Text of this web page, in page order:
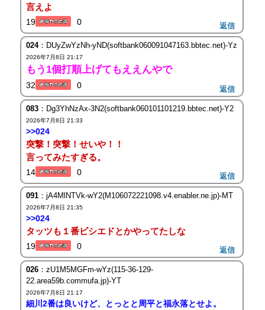
言えよ
19 0 返信
024：DUyZwYzNh-yND(softbank060091047163.bbtec.net)-Yz
2026年7月8日 21:17
もう1個打順上げてもええんやで
32 0 返信
083：Dg3YhNzAx-3N2(softbank060101101219.bbtec.net)-Y2
2026年7月8日 21:33
>>024
突撃！突撃！せいや！！
言ってみたすぎる。
14 0 返信
091：jA4MlNTVk-wY2(M106072221098.v4.enabler.ne.jp)-MT
2026年7月8日 21:35
>>024
タッツも１番ビシエドとかやってたしな
19 0 返信
026：zU1M5MGFm-wYz(115-36-129-
22.area59b.commufa.jp)-YT
2026年7月8日 21:17
細川2番は良いけど、とっとと周平と福永落とせよ。